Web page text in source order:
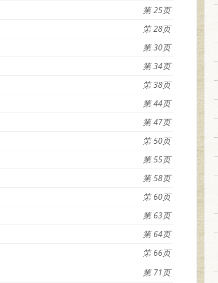
25
28
30
34
38
44
47
50
55
58
60
63
64
66
71